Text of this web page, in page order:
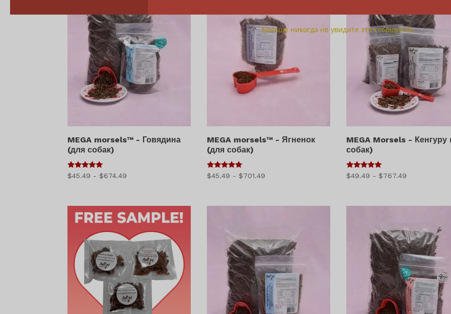
MEGA morsels™ - Говядина
(для собак)
5
из 5
$45.49 - $674.49
$674.49
MEGA morsels™ - Ягненок
(для собак)
5
из 5
$45.49 - $701.49
MEGA Morsels - Кенгуру
собак)
5
из 5
$49.49 - $767.49
Больше никогда не увидите это сообщение.